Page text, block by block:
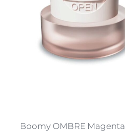
Boomy OMBRE Magenta